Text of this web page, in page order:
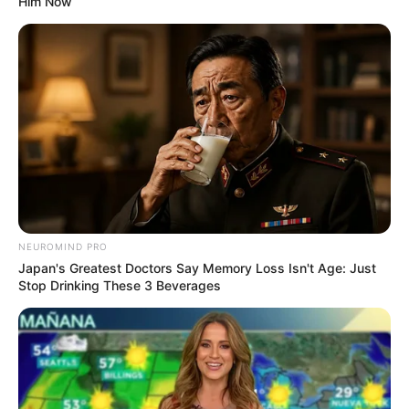
Selama waktu luangnya, ia menikmati ski air.
Sangat tertutup tentang hubungannya karena ia terinspirasi oleh
perceraian orang tuanya.
Menyukai kegiatan di luar ruangan.
Baca juga: Biodata, Profil, dan Fakta Elle Fanning
Halo of Stars
(-), sebagai Misty Dawn
Windfall
(2022), sebagai Istri
Mank(2020), sebagai Rita Alexander
Inheritance(2020), sebagai Lauren Monroe
Tolkien(2019), sebagai Edith Bratt
Extremely Wicked, Shockingly Evil and Vile(2019), sebagai Liz
NEUROMIND PRO
Japan's Greatest Doctors Say Memory Loss Isn't Age: Just
Stop Drinking These 3 Beverages